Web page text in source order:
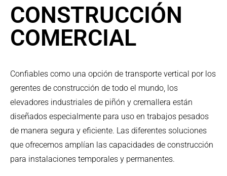
CONSTRUCCIÓN
COMERCIAL
Confiables como una opción de transporte vertical por los
gerentes de construcción de todo el mundo, los
elevadores industriales de piñón y cremallera están
diseñados especialmente para uso en trabajos pesados
de manera segura y eficiente. Las diferentes soluciones
que ofrecemos amplían las capacidades de construcción
para instalaciones temporales y permanentes.